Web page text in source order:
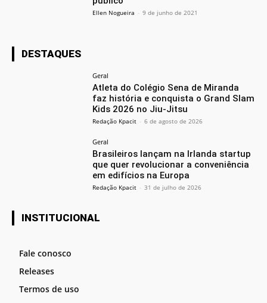
Ellen Nogueira - 9 de junho de 2021
DESTAQUES
Geral
Atleta do Colégio Sena de Miranda
faz história e conquista o Grand Slam
Kids 2026 no Jiu-Jitsu
Redação Kpacit - 6 de agosto de 2026
Geral
Brasileiros lançam na Irlanda startup
que quer revolucionar a conveniência
em edifícios na Europa
Redação Kpacit - 31 de julho de 2026
INSTITUCIONAL
Fale conosco
Releases
Termos de uso